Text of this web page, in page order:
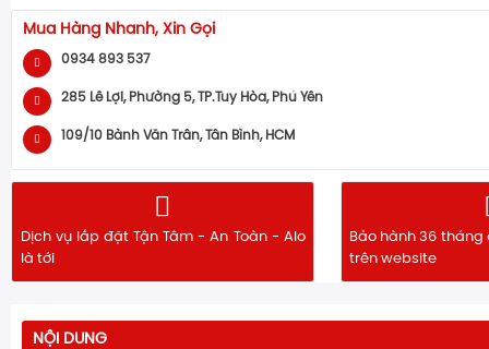
Mua Hàng Nhanh, Xin Gọi
0934 893 537
285 Lê Lợi, Phường 5, TP.Tuy Hòa, Phú Yên
109/10 Bành Văn Trân, Tân Bình, HCM
Dịch vụ lắp đặt Tận Tâm - An Toàn - Alo
là tới
Bảo hành 36
trên website
NỘI DUNG